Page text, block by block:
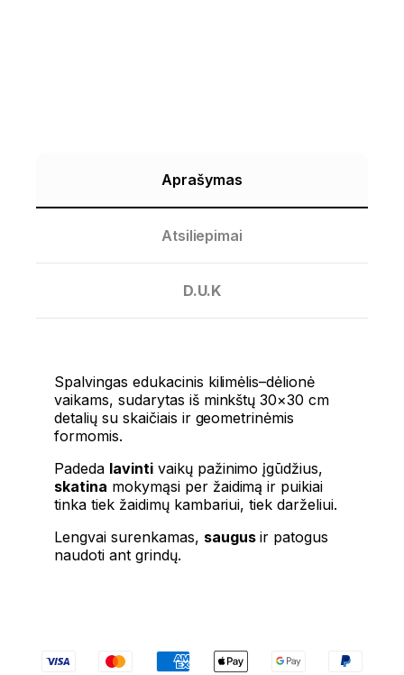
Aprašymas
Atsiliepimai
D.U.K
Spalvingas edukacinis kilimėlis–dėlionė
vaikams, sudarytas iš minkštų 30×30 cm
detalių su skaičiais ir geometrinėmis
formomis.
Padeda lavintivaikų pažinimo įgūdžius,
skatina mokymąsi per žaidimą ir puikiai
tinka tiek žaidimų kambariui, tiek darželiui.
Lengvai surenkamas, saugusir patogus
naudoti ant grindų.